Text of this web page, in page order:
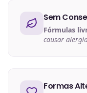
Sem
Fórmulas
causar
Formas